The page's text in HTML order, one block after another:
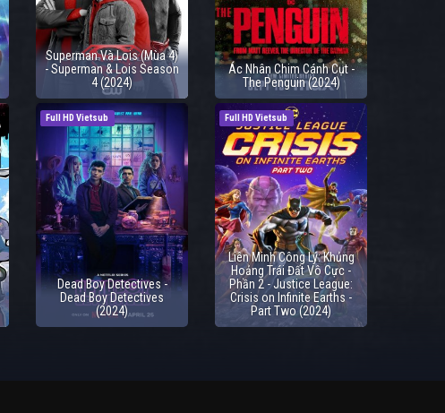
Superman Và Lois (Mùa 4)
- Superman & Lois Season
4 (2024)
Ác Nhân Chim Cánh Cụt -
The Penguin (2024)
Full HD Vietsub
Dead Boy Detectives -
Dead Boy Detectives
(2024)
Full HD Vietsub
Liên Minh Công Lý: Khủng
Hoảng Trái Đất Vô Cực -
Phần 2 - Justice League:
Crisis on Infinite Earths -
Part Two (2024)